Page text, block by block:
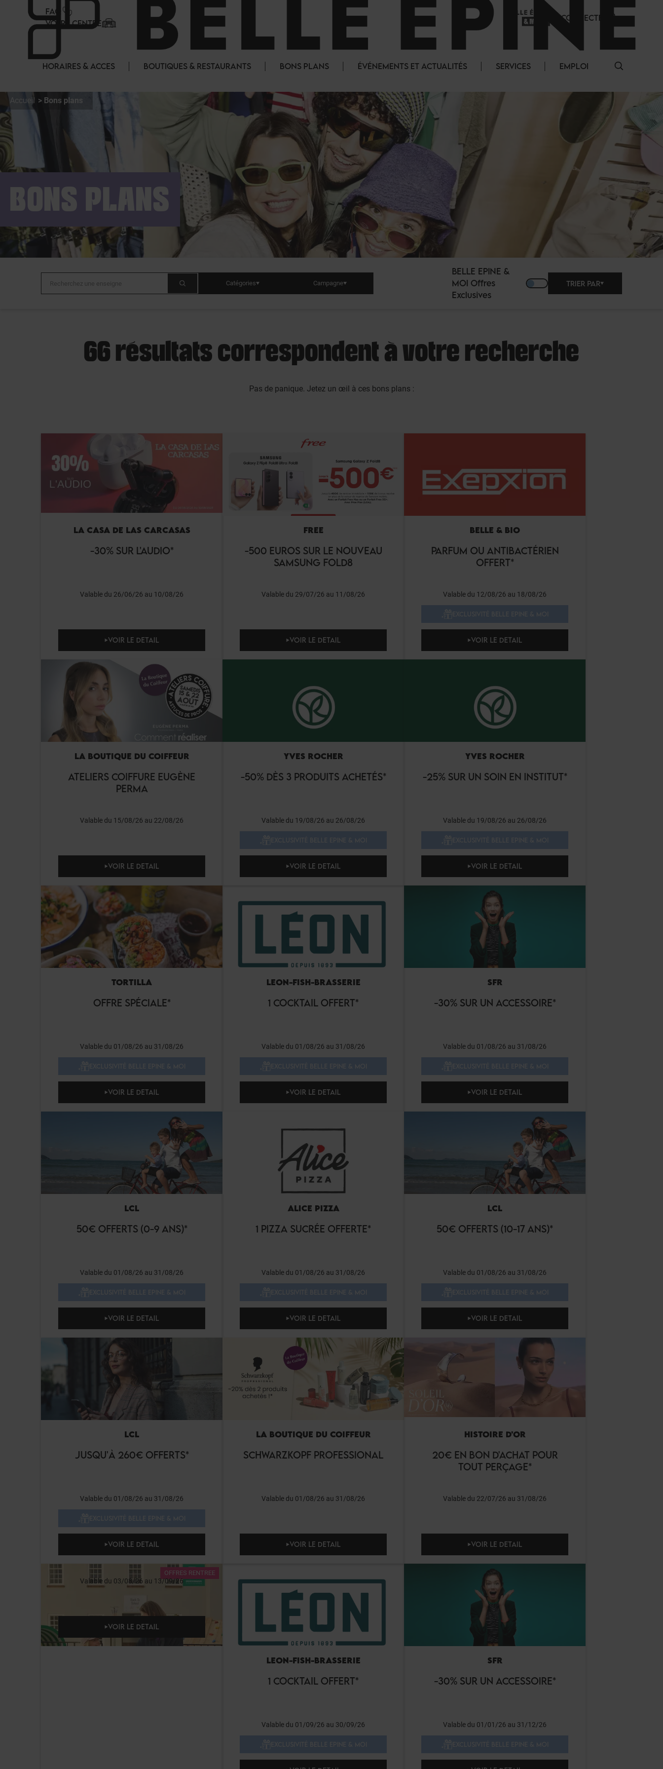
FAQ
VOTRE CENTRE
SE CONNECTER
HORAIRES & ACCES BOUTIQUES & RESTAURANTS BONS PLANS ÉVÉNEMENTS ET ACTUALITÉS SERVICES EMPLOI
Accueil Bons plans
BONS PLANS
Catégories Campagne
BELLE EPINE &
MOI Offres
Exclusives
TRIER PAR
66 résultats correspondent à votre recherche
Pas de panique. Jetez un œil à ces bons plans :
LA CASA DE LAS CARCASAS
-30% SUR L'AUDIO*
Valable du 26/06/26 au 10/08/26
VOIR LE DETAIL
FREE
-500 EUROS SUR LE NOUVEAU
SAMSUNG FOLD8
Valable du 29/07/26 au 11/08/26
VOIR LE DETAIL
BELLE & BIO
PARFUM OU ANTIBACTÉRIEN
OFFERT*
Valable du 12/08/26 au 18/08/26
VOIR LE DETAIL
LA BOUTIQUE DU COIFFEUR
ATELIERS COIFFURE EUGÈNE
PERMA
Valable du 15/08/26 au 22/08/26
VOIR LE DETAIL
YVES ROCHER
-50% DÈS 3 PRODUITS ACHETÉS*
Valable du 19/08/26 au 26/08/26
VOIR LE DETAIL
YVES ROCHER
-25% SUR UN SOIN EN INSTITUT*
Valable du 19/08/26 au 26/08/26
VOIR LE DETAIL
TORTILLA
OFFRE SPÉCIALE*
Valable du 01/08/26 au 31/08/26
VOIR LE DETAIL
LEON-FISH-BRASSERIE
1 COCKTAIL OFFERT*
Valable du 01/08/26 au 31/08/26
VOIR LE DETAIL
SFR
-30% SUR UN ACCESSOIRE*
Valable du 01/08/26 au 31/08/26
VOIR LE DETAIL
LCL
50€ OFFERTS (0-9 ANS)*
Valable du 01/08/26 au 31/08/26
VOIR LE DETAIL
ALICE PIZZA
1 PIZZA SUCRÉE OFFERTE*
Valable du 01/08/26 au 31/08/26
VOIR LE DETAIL
LCL
50€ OFFERTS (10-17 ANS)*
Valable du 01/08/26 au 31/08/26
VOIR LE DETAIL
LCL
JUSQU'À 260€ OFFERTS*
Valable du 01/08/26 au 31/08/26
VOIR LE DETAIL
LA BOUTIQUE DU COIFFEUR
SCHWARZKOPF PROFESSIONAL
Valable du 01/08/26 au 31/08/26
VOIR LE DETAIL
HISTOIRE D'OR
20€ EN BON D'ACHAT POUR
TOUT PERÇAGE*
Valable du 22/07/26 au 31/08/26
VOIR LE DETAIL
OFFRES RENTREE
Valable du 03/08/26 au 13/09/26
VOIR LE DETAIL
LEON-FISH-BRASSERIE
1 COCKTAIL OFFERT*
Valable du 01/09/26 au 30/09/26
SFR
-30% SUR UN ACCESSOIRE*
Valable du 01/01/26 au 31/12/26
Panneau de gestion des cookies